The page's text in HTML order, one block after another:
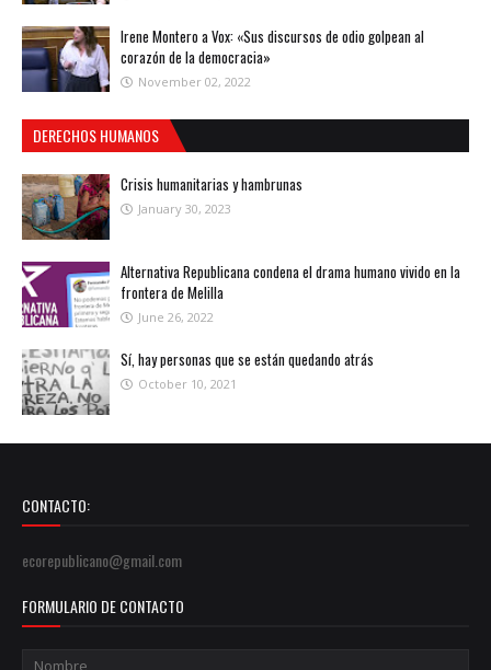
Irene Montero a Vox: «Sus discursos de odio golpean al
corazón de la democracia»
November 02, 2022
DERECHOS HUMANOS
Crisis humanitarias y hambrunas
January 30, 2023
Alternativa Republicana condena el drama humano vivido en la
frontera de Melilla
June 26, 2022
Sí, hay personas que se están quedando atrás
October 10, 2021
CONTACTO:
ecorepublicano@gmail.com
FORMULARIO DE CONTACTO